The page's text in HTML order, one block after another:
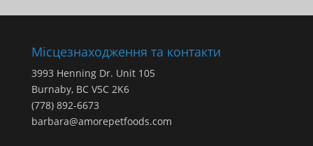
-
Місцезнаходження та контакти
3993 Henning Dr. Unit 105
Burnaby, BC V5C 2K6
(778) 892-6673
barbara@amorepetfoods.com